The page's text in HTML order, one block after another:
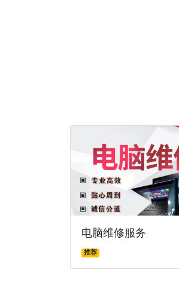
电脑维修服务
推荐